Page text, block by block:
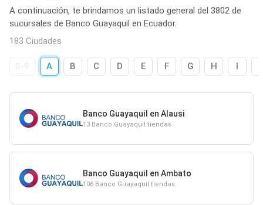
A continuación, te brindamos un listado general del 3802 de
sucursales de Banco Guayaquil en Ecuador.
183 Ciudades
A B C D E F G H I
Banco Guayaquil en Alausi
13 Banco Guayaquil tiendas
Banco Guayaquil en Ambato
106 Banco Guayaquil tiendas